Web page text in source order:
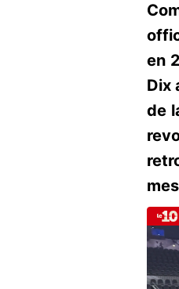
en
Dix
de